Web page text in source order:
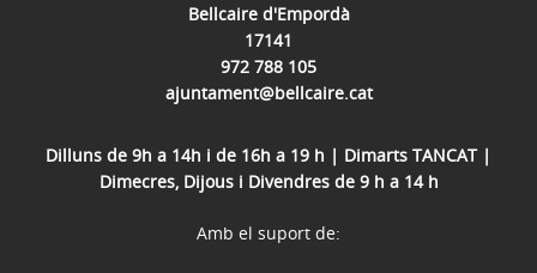
Bellcaire d'Empordà
17141
972 788 105
ajuntament@bellcaire.cat
Dilluns de 9h a 14h i de 16h a 19 h | Dimarts TANCAT |
Dimecres, Dijous i Divendres de 9 h a 14 h
Amb el suport de: